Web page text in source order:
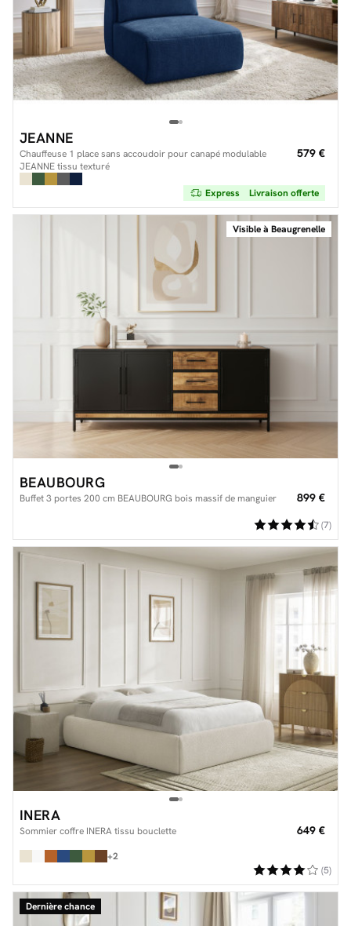
JEANNE
Chauffeuse 1 place sans accoudoir pour canapé modulable
JEANNE tissu texturé
579 €
Express Livraison offerte
Visible à Beaugrenelle
BEAUBOURG
Buffet 3 portes 200 cm BEAUBOURG bois massif de manguier 899 €
(7)
INERA
Sommier coffre INERA tissu bouclette 649 €
+2
(5)
Dernière chance